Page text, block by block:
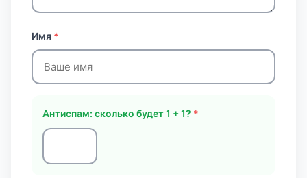
Имя *
Антиспам: сколько будет 1 + 1? *